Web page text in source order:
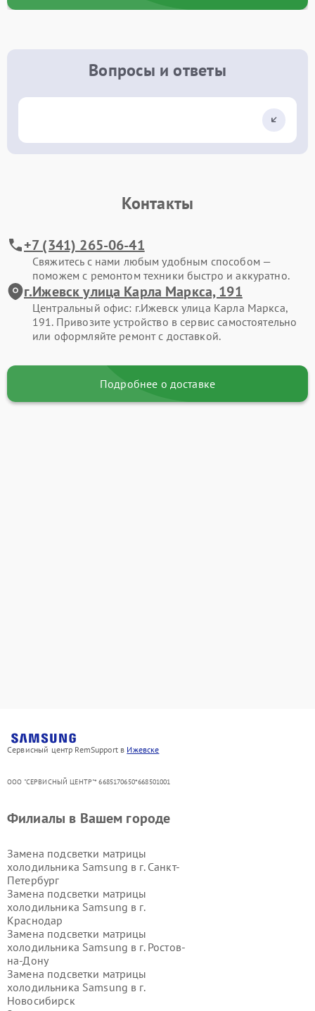
Вопросы и ответы
Контакты
+7 (341) 265-06-41
Свяжитесь с нами любым удобным способом —
поможем с ремонтом техники быстро и аккуратно.
г.Ижевск улица Карла Маркса, 191
Центральный офис: г.Ижевск улица Карла Маркса,
191. Привозите устройство в сервис самостоятельно
или оформляйте ремонт с доставкой.
Подробнее о доставке
Сервисный центр RemSupport в Ижевске
ООО "СЕРВИСНЫЙ ЦЕНТР"* 6685170650*668501001
Филиалы в Вашем городе
Замена подсветки матрицы
холодильника Samsung в г. Санкт-
Петербург
Замена подсветки матрицы
холодильника Samsung в г.
Краснодар
Замена подсветки матрицы
холодильника Samsung в г. Ростов-
на-Дону
Замена подсветки матрицы
холодильника Samsung в г.
Новосибирск